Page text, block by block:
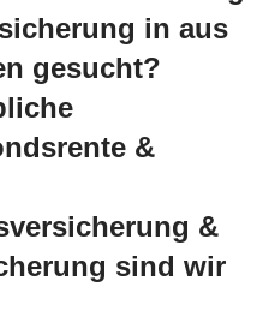
in aus
gesucht?
&
&
sind wir